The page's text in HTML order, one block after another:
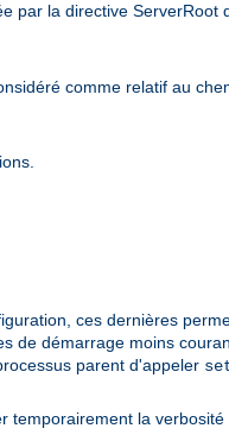
par la directive
comme relatif au
ces dernières
de démarrage moins
parent d'appeler
temporairement la